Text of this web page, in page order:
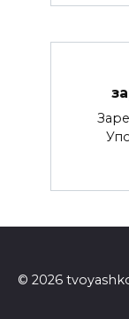
© 2026